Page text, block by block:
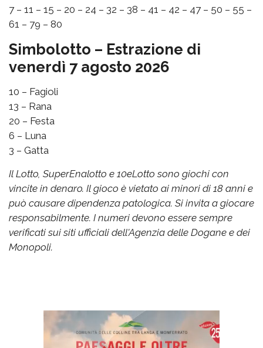
7 – 11 – 15 – 20 – 24 – 32 – 38 – 41 – 42 – 47 – 50 – 55 –
61 – 79 – 80
Simbolotto – Estrazione di
venerdì 7 agosto 2026
10 – Fagioli
13 – Rana
20 – Festa
6 – Luna
3 – Gatta
Il Lotto, SuperEnalotto e 10eLotto sono giochi con
vincite in denaro. Il gioco è vietato ai minori di 18 anni e
può causare dipendenza patologica. Si invita a giocare
responsabilmente. I numeri devono essere sempre
verificati sui siti ufficiali dell'Agenzia delle Dogane e dei
Monopoli.